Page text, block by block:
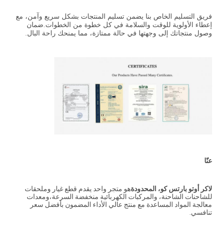
فريق التسليم الخاص بنا يضمن تسليم المنتجات بشكل سريع وآمن، مع
إعطاء الأولوية للوقت والسلامة في كل خطوة من الخطوات.ضمان
وصول منتجاتك إلى وجهتها في حالة ممتازة، مما يمنحك راحة البال.
عنّا
لاكر أوتو بارتس كو، المحدودةهو متجر واحد يقدم قطع غيار وملحقات
للشاحنات الشاحنة، والمركبات الكهربائية منخفضة السرعة،ومعدات
معالجة المواد المساعدة مع منتج عالي الأداء المضمون بأفضل سعر
تنافسي.